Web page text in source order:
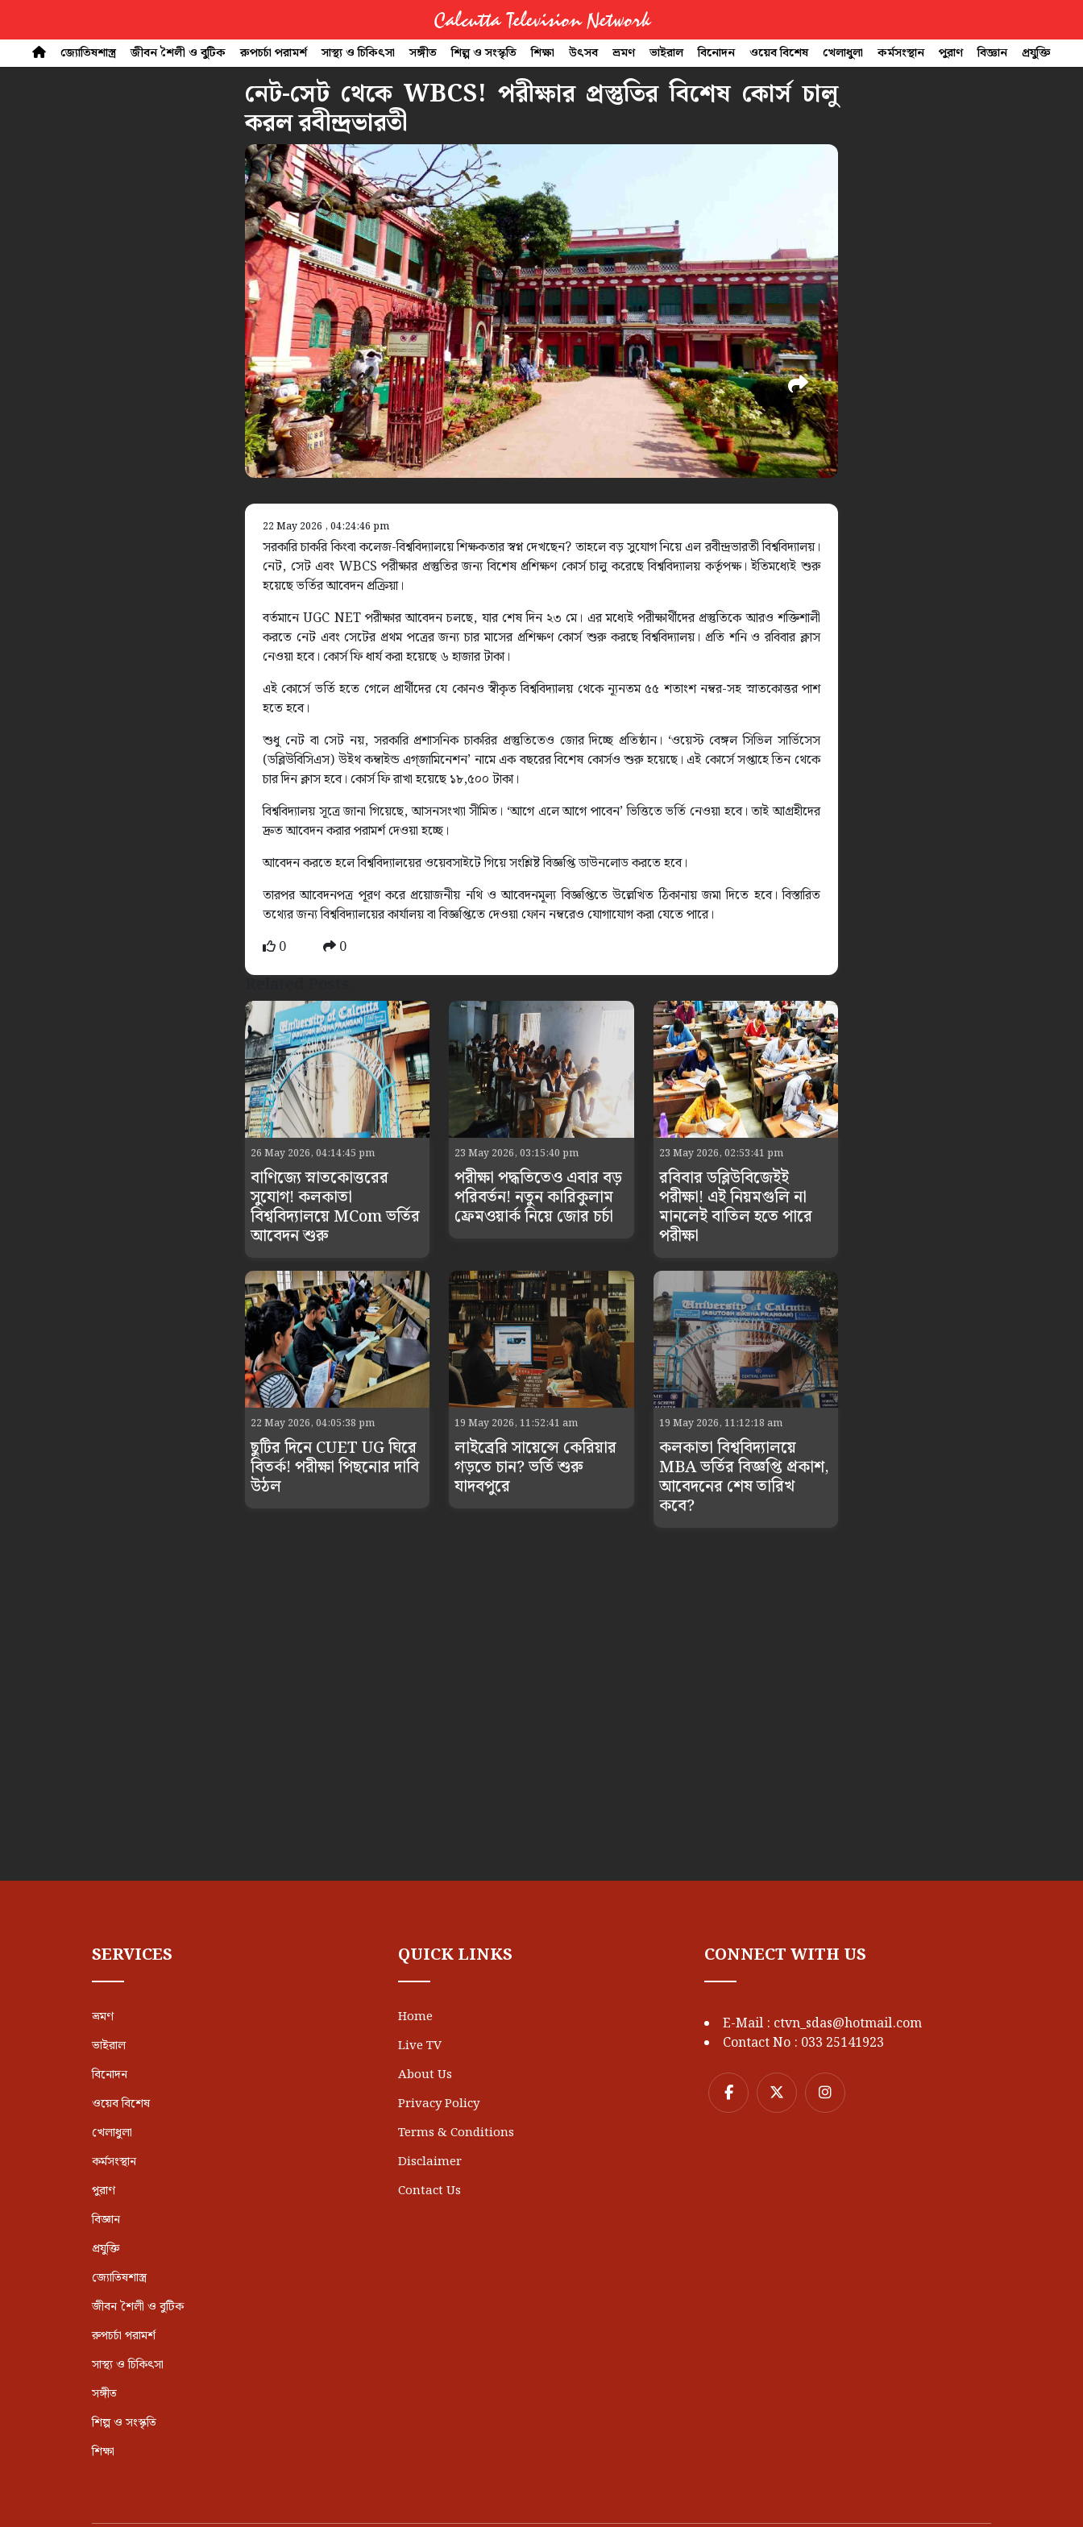
Calcutta Television Network
জ্যোতিষশাস্ত্র জীবন শৈলী ও বুটিক রুপচর্চা পরামর্শ সাস্থ্য ও চিকিৎসা সঙ্গীত শিল্প ও সংস্কৃতি শিক্ষা উৎসব ভ্রমণ ভাইরাল বিনোদন ওয়েব বিশেষ খেলাধুলা কর্মসংস্থান পুরাণ বিজ্ঞান প্রযুক্তি
নেট-সেট থেকে WBCS! পরীক্ষার প্রস্তুতির বিশেষ কোর্স চালু
করল রবীন্দ্রভারতী
22 May 2026 , 04:24:46 pm
সরকারি চাকরি কিংবা কলেজ-বিশ্ববিদ্যালয়ে শিক্ষকতার স্বপ্ন দেখছেন? তাহলে বড় সুযোগ নিয়ে এল রবীন্দ্রভারতী বিশ্ববিদ্যালয়।
নেট, সেট এবং WBCS পরীক্ষার প্রস্তুতির জন্য বিশেষ প্রশিক্ষণ কোর্স চালু করেছে বিশ্ববিদ্যালয় কর্তৃপক্ষ। ইতিমধ্যেই শুরু
হয়েছে ভর্তির আবেদন প্রক্রিয়া।
বর্তমানে UGC NET পরীক্ষার আবেদন চলছে, যার শেষ দিন ২৩ মে। এর মধ্যেই পরীক্ষার্থীদের প্রস্তুতিকে আরও শক্তিশালী
করতে নেট এবং সেটের প্রথম পত্রের জন্য চার মাসের প্রশিক্ষণ কোর্স শুরু করছে বিশ্ববিদ্যালয়। প্রতি শনি ও রবিবার ক্লাস
নেওয়া হবে। কোর্স ফি ধার্য করা হয়েছে ৬ হাজার টাকা।
এই কোর্সে ভর্তি হতে গেলে প্রার্থীদের যে কোনও স্বীকৃত বিশ্ববিদ্যালয় থেকে ন্যূনতম ৫৫ শতাংশ নম্বর-সহ স্নাতকোত্তর পাশ
হতে হবে।
শুধু নেট বা সেট নয়, সরকারি প্রশাসনিক চাকরির প্রস্তুতিতেও জোর দিচ্ছে প্রতিষ্ঠান। ‘ওয়েস্ট বেঙ্গল সিভিল সার্ভিসেস
(ডব্লিউবিসিএস) উইথ কম্বাইন্ড এগ্‌জামিনেশন’ নামে এক বছরের বিশেষ কোর্সও শুরু হয়েছে। এই কোর্সে সপ্তাহে তিন থেকে
চার দিন ক্লাস হবে। কোর্স ফি রাখা হয়েছে ১৮,৫০০ টাকা।
বিশ্ববিদ্যালয় সূত্রে জানা গিয়েছে, আসনসংখ্যা সীমিত। ‘আগে এলে আগে পাবেন’ ভিত্তিতে ভর্তি নেওয়া হবে। তাই আগ্রহীদের
দ্রুত আবেদন করার পরামর্শ দেওয়া হচ্ছে।
আবেদন করতে হলে বিশ্ববিদ্যালয়ের ওয়েবসাইটে গিয়ে সংশ্লিষ্ট বিজ্ঞপ্তি ডাউনলোড করতে হবে।
তারপর আবেদনপত্র পূরণ করে প্রয়োজনীয় নথি ও আবেদনমূল্য বিজ্ঞপ্তিতে উল্লেখিত ঠিকানায় জমা দিতে হবে। বিস্তারিত
তথ্যের জন্য বিশ্ববিদ্যালয়ের কার্যালয় বা বিজ্ঞপ্তিতে দেওয়া ফোন নম্বরেও যোগাযোগ করা যেতে পারে।
0
0
26 May 2026, 04:14:45 pm
বাণিজ্যে স্নাতকোত্তরের
সুযোগ! কলকাতা
বিশ্ববিদ্যালয়ে MCom ভর্তির
আবেদন শুরু
23 May 2026, 03:15:40 pm
পরীক্ষা পদ্ধতিতেও এবার বড়
পরিবর্তন! নতুন কারিকুলাম
ফ্রেমওয়ার্ক নিয়ে জোর চর্চা
23 May 2026, 02:53:41 pm
রবিবার ডব্লিউবিজেইই
পরীক্ষা! এই নিয়মগুলি না
মানলেই বাতিল হতে পারে
পরীক্ষা
22 May 2026, 04:05:38 pm
ছুটির দিনে CUET UG ঘিরে
বিতর্ক! পরীক্ষা পিছনোর দাবি
উঠল
19 May 2026, 11:52:41 am
লাইব্রেরি সায়েন্সে কেরিয়ার
গড়তে চান? ভর্তি শুরু
যাদবপুরে
19 May 2026, 11:12:18 am
কলকাতা বিশ্ববিদ্যালয়ে
MBA ভর্তির বিজ্ঞপ্তি প্রকাশ,
আবেদনের শেষ তারিখ
কবে?
SERVICES
ভ্রমণ
ভাইরাল
বিনোদন
ওয়েব বিশেষ
খেলাধুলা
কর্মসংস্থান
পুরাণ
বিজ্ঞান
প্রযুক্তি
জ্যোতিষশাস্ত্র
জীবন শৈলী ও বুটিক
রুপচর্চা পরামর্শ
সাস্থ্য ও চিকিৎসা
সঙ্গীত
শিল্প ও সংস্কৃতি
শিক্ষা
QUICK LINKS
Home
Live TV
About Us
Privacy Policy
Terms & Conditions
Disclaimer
Contact Us
CONNECT WITH US
E-Mail : ctvn_sdas@hotmail.com
Contact No : 033 25141923